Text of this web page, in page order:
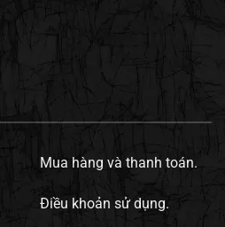
Mua hàng và thanh toán.
Điều khoản sử dụng.